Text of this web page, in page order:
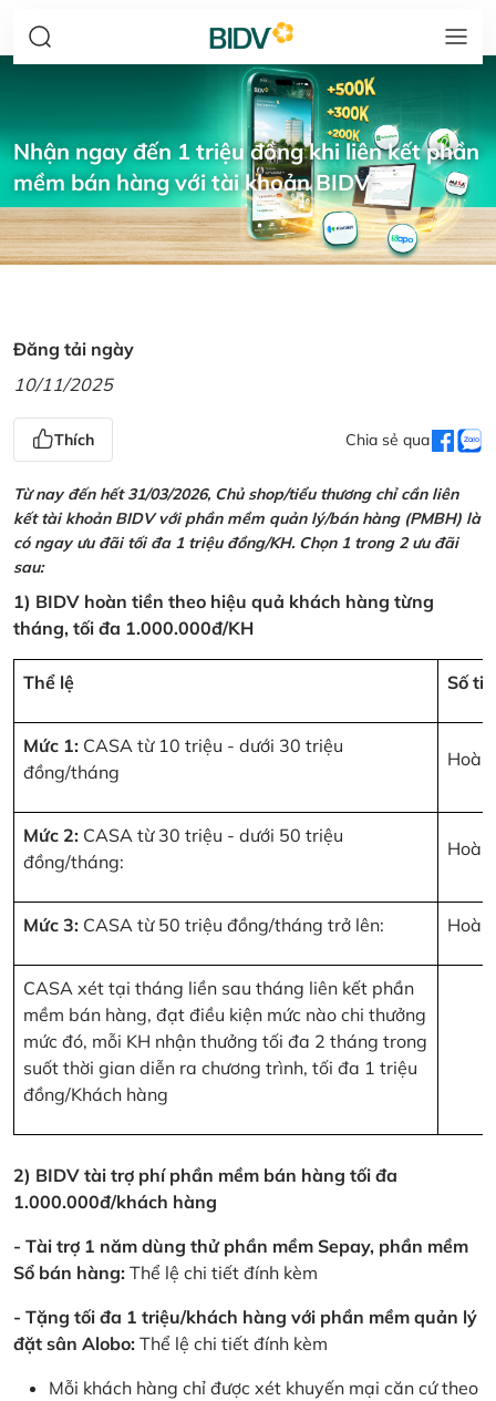
Nhận ngay đến 1 triệu đồng khi liên kết phần
mềm bán hàng với tài khoản BIDV
Đăng tải ngày
10/11/2025
Thích Chia sẻ qua
Từ nay đến hết 31/03/2026, Chủ shop/tiểu thương chỉ cần liên
kết tài khoản BIDV với phần mềm quản lý/bán hàng (PMBH) là
có ngay ưu đãi tối đa 1 triệu đồng/KH. Chọn 1 trong 2 ưu đãi
sau:
1) BIDV hoàn tiền theo hiệu quả khách hàng từng
tháng, tối đa 1.000.000đ/KH
Thể lệ Số
Mức 1: CASA từ 10 triệu - dưới 30 triệu
đồng/tháng
Mức 2: CASA từ 30 triệu - dưới 50 triệu
đồng/tháng:
Mức 3: CASA từ 50 triệu đồng/tháng trở lên:
CASA xét tại tháng liền sau tháng liên kết phần
mềm bán hàng, đạt điều kiện mức nào chi thưởng
mức đó, mỗi KH nhận thưởng tối đa 2 tháng trong
suốt thời gian diễn ra chương trình, tối đa 1 triệu
đồng/Khách hàng
2) BIDV tài trợ phí phần mềm bán hàng tối đa
1.000.000đ/khách hàng
- Tài trợ 1 năm dùng thử phần mềm Sepay, phần mềm
Sổ bán hàng: Thể lệ chi tiết đính kèm
- Tặng tối đa 1 triệu/khách hàng với phần mềm quản lý
đặt sân Alobo: Thể lệ chi tiết đính kèm
Mỗi khách hàng chỉ được xét khuyến mại căn cứ theo